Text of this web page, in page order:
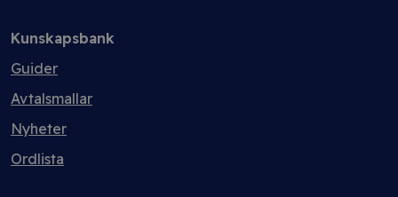
Kunskapsbank
Guider
Avtalsmallar
Nyheter
Ordlista